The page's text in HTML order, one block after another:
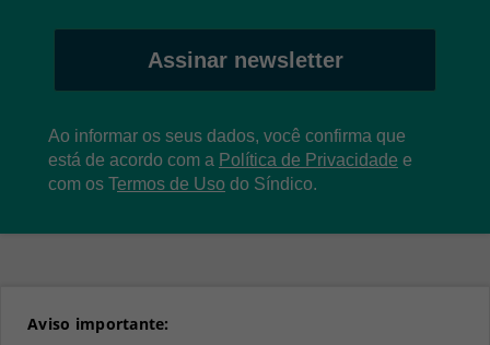
Assinar newsletter
Ao informar os seus dados, você confirma que
está de acordo com a Política de Privacidade e
com os Termos de Uso do Síndico.
Aviso importante: